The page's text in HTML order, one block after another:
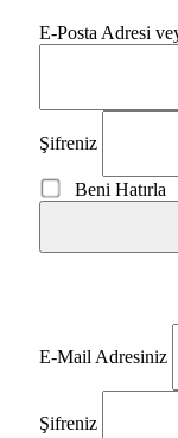
E-Posta Adresi
Şifreniz
Beni Hatırla
E-Mail Adresiniz
Şifreniz